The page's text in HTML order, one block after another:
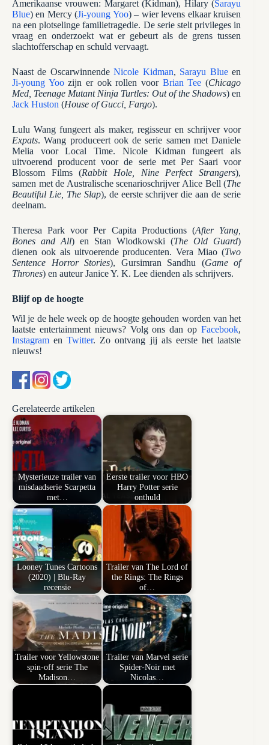
Amerikaanse vrouwen: Margaret (Kidman), Hilary (Sarayu
Blue) en Mercy (Ji-young Yoo) – wier levens elkaar kruisen
na een plotselinge familietragedie. De serie stelt privileges in
vraag en onderzoekt wat er gebeurt als de grens tussen
slachtofferschap en schuld vervaagt.
Naast de OscarwinnendeNicole Kidman, Sarayu Blueen
Ji-young Yoozijn er ook rollen voor Brian Tee (Chicago
Med, Teenage Mutant Ninja Turtles: Out of the Shadows) en
Jack Huston (House of Gucci, Fargo).
Lulu Wang fungeert als maker, regisseur en schrijver voor
Expats. Wang produceert ook de serie samen met Daniele
Melia voor Local Time. Nicole Kidman fungeert als
uitvoerend producent voor de serie met Per Saari voor
Blossom Films (Rabbit Hole, Nine Perfect Strangers),
samen met de Australische scenarioschrijver Alice Bell (The
Beautiful Lie, The Slap), de eerste schrijver die aan de serie
deelnam.
Theresa Park voor Per Capita Productions (After Yang,
Bones and All) en Stan Wlodkowski (The Old Guard)
dienen ook als uitvoerende producenten. Vera Miao (Two
Sentence Horror Stories), Gursimran Sandhu (Game of
Thrones) en auteur Janice Y. K. Lee dienden als schrijvers.
Blijf op de hoogte
Wil je de hele week op de hoogte gehouden worden van het
laatste entertainment nieuws? Volg ons dan opFacebook,
InstagramenTwitter. Zo ontvang jij als eerste het laatste
nieuws!
Gerelateerde artikelen
Mysterieuze trailer van
misdaadserie Scarpetta
met…
Eerste trailer voor HBO
Harry Potter serie
onthuld
Looney Tunes Cartoons
(2020) | Blu-Ray
recensie
Trailer van The Lord of
the Rings: The Rings
of…
Trailer voor Yellowstone
spin-off serie The
Madison…
Trailer van Marvel serie
Spider-Noir met
Nicolas…